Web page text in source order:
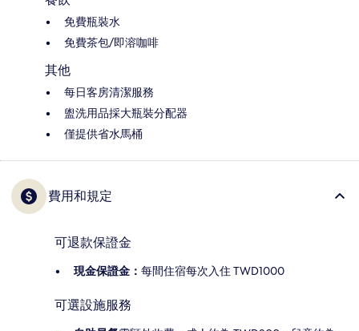
免費瓶裝水
免費茶包/即溶咖啡
其他
每日客房清潔服務
盥洗用品採大瓶裝分配器
僅提供省水馬桶
費用和規定
可退款保證金
現金保證金： 每間住宿每次入住 TWD1000
可選設施服務